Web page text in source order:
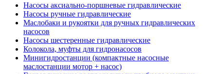
Насосы аксиально-поршневые гидравлические
Насосы ручные гидравлические
Маслобаки и рукоятки для ручных гидравлических
насосов
Насосы шестеренные гидравлические
Колокола, муфты для гидронасосов
Минигидростанции (компактные насосные
маслостанции мотор + насос)